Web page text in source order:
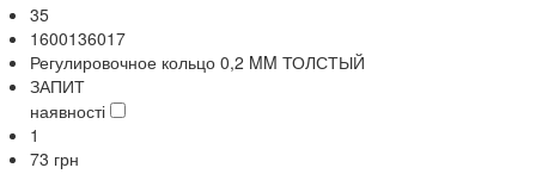
35
1600136017
Регулировочное кольцо 0,2 MM ТОЛСТЫЙ
ЗАПИТ
наявності
1
73 грн